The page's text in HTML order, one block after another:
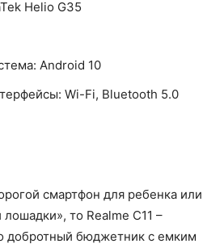
Helio G35
Android 10
Wi-Fi, Bluetooth 5.0
смартфон для ребенка или
то Realme C11 –
добротный бюджетник с емким